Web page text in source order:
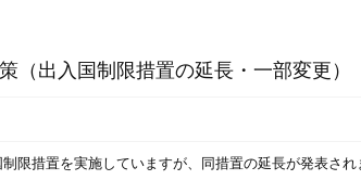
（出入国制限措置の延長・一部変更）
限措置を実施していますが、同措置の延長が発表さ